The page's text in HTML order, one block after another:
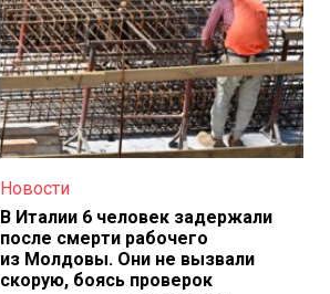
Новости
В Италии 6 человек задержали
после смерти рабочего
из Молдовы. Они не вызвали
скорую, боясь проверок